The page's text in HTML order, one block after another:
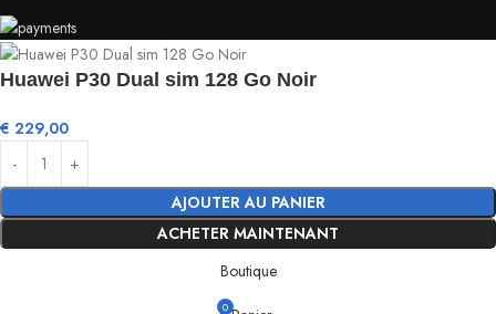
Huawei P30 Dual sim 128 Go Noir
€ 229,00
AJOUTER AU PANIER
ACHETER MAINTENANT
Boutique
0